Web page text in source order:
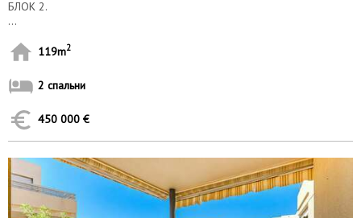
БЛОК 2.
...
119m2
2 спальни
450 000 €